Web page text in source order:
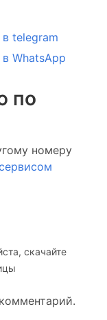
telegram
WhatsApp
по
номеру
скачайте